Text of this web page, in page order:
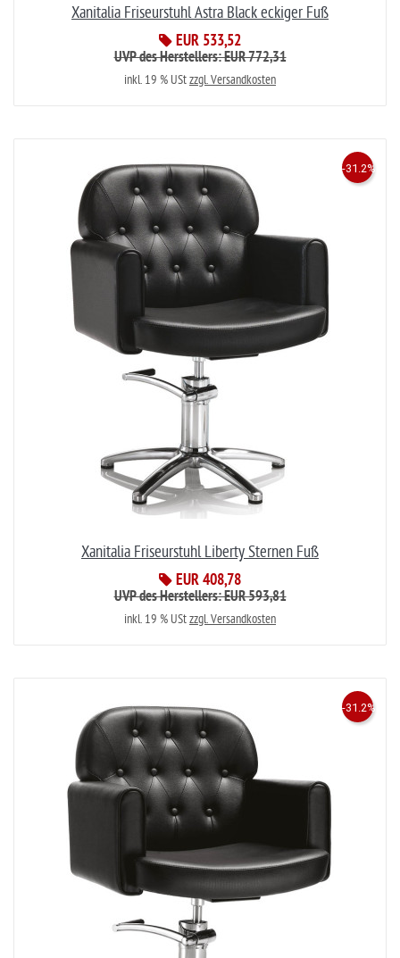
Xanitalia Friseurstuhl Astra Black eckiger Fuß
EUR 533,52
UVP des Herstellers: EUR 772,31
inkl. 19 % UStzzgl. Versandkosten
Xanitalia Friseurstuhl Liberty Sternen Fuß
EUR 408,78
-31.2%
UVP des Herstellers: EUR 593,81
inkl. 19 % UStzzgl. Versandkosten
-31.2%